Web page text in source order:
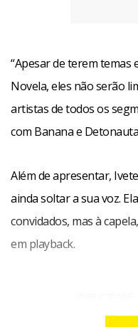
“Apesar de terem temas
Novela, eles não serão
artistas de todos os
com Banana e
Além de apresentar,
ainda soltar a sua voz.
convidados, mas à
em playback.